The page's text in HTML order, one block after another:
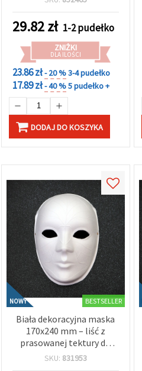
29.82zł 1-2 pudełko
ZNIŻKI
DLA ILOŚCI
23.86 zł- 20 %3-4 pudełko
17.89 zł- 40 %5 pudełko +
DODAJ DO KOSZYKA
NOWY BESTSELLER
Biała dekoracyjna maska
170x240 mm – liść z
prasowanej tektury do
DIY, decoupage i
SKU: 831953